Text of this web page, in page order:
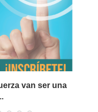
van ser una